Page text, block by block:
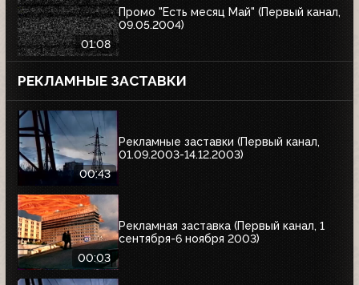
01:08
Промо "Есть месяц Май" (Первый канал,
09.05.2004)
РЕКЛАМНЫЕ ЗАСТАВКИ
00:43
Рекламные заставки (Первый канал,
01.09.2003-14.12.2003)
00:03
Рекламная заставка (Первый канал, 1
сентября-6 ноября 2003)